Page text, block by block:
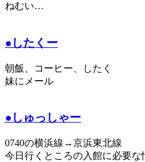
ねむい…
●したくー
朝飯、コーヒー、したく
妹にメール
●しゅっしゃー
0740の横浜線→京浜東北線
今日行くところの入館に必要な